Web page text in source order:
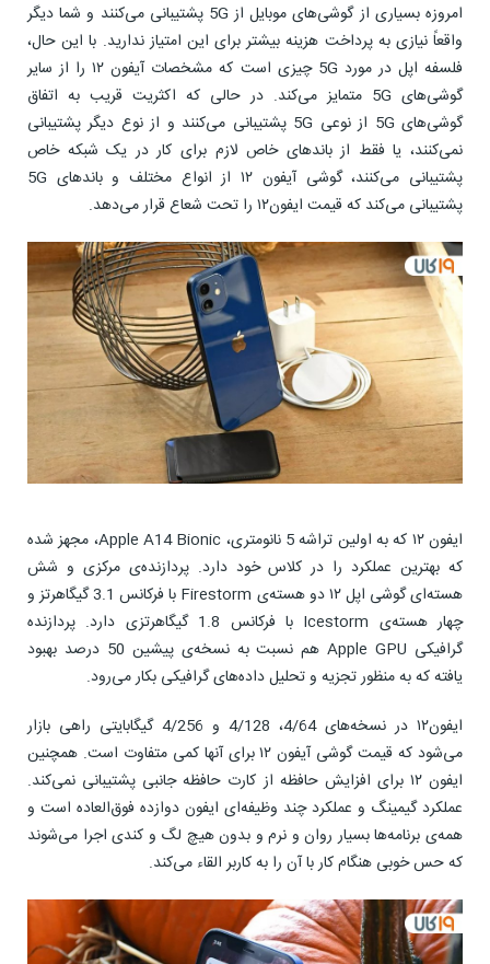
امروزه بسیاری از گوشی‌های موبایل از 5G پشتیبانی می‌کنند و شما دیگر
واقعاً نیازی به پرداخت هزینه بیشتر برای این امتیاز ندارید. با این حال،
فلسفه اپل در مورد 5G چیزی است که مشخصات آیفون ۱۲ را از سایر
گوشی‌های 5G متمایز می‌کند. در حالی که اکثریت قریب به اتفاق
گوشی‌های 5G از نوعی 5G پشتیبانی می‌کنند و از نوع دیگر پشتیبانی
نمی‌کنند، یا فقط از باندهای خاص لازم برای کار در یک شبکه خاص
پشتیبانی می‌کنند، گوشی آیفون ۱۲ از انواع مختلف و باندهای 5G
پشتیبانی می‌کند که قیمت ایفون۱۲ را تحت شعاع قرار می‌دهد.
ایفون ۱۲ که به اولین تراشه 5 نانومتری، Apple A14 Bionic، مجهز شده
که بهترین عملکرد را در کلاس خود دارد. پردازنده‌ی مرکزی و شش
هسته‌ای گوشی اپل ۱۲ دو هسته‌ی Firestorm با فرکانس 3.1 گیگاهرتز و
چهار هسته‌ی Icestorm با فرکانس 1.8 گیگاهرتزی دارد. پردازنده
گرافیکی Apple GPU هم نسبت به نسخه‌ی پیشین 50 درصد بهبود
یافته که به منظور تجزیه و تحلیل داده‌های گرافیکی بکار می‌رود.
ایفون۱۲ در نسخه‌های 4/64، 4/128 و 4/256 گیگابایتی راهی بازار
می‌شود که قیمت گوشی آیفون ۱۲ برای آنها کمی متفاوت است. همچنین
ایفون ۱۲ برای افزایش حافظه از کارت حافظه جانبی پشتیبانی نمی‌کند.
عملکرد گیمینگ و عملکرد چند وظیفه‌ای ایفون دوازده فوق‌العاده است و
همه‌ی برنامه‌ها بسیار روان و نرم و بدون هیچ لگ و کندی اجرا می‌شوند
که حس خوبی هنگام کار با آن را به کاربر القاء می‌کند.